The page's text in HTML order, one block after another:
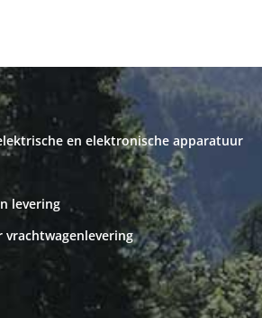
en elektronische apparatuur
levering
vrachtwagenlevering